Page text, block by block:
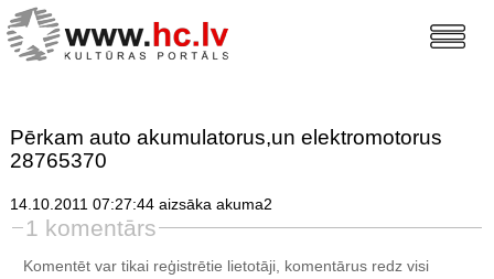
Pērkam auto akumulatorus,un elektromotorus
28765370
14.10.2011 07:27:44 aizsāka akuma2
1 komentārs
Komentēt var tikai reģistrētie lietotāji, komentārus redz visi